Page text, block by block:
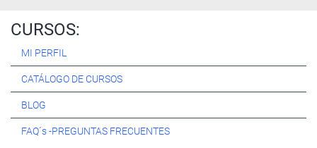
CURSOS:
MI PERFIL
CATÁLOGO DE CURSOS
BLOG
FAQ´s -PREGUNTAS FRECUENTES